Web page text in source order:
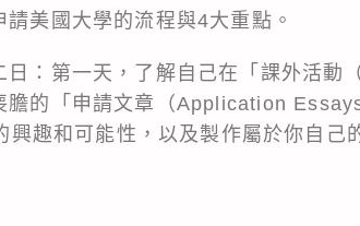
美國大學的流程與4大重點。
日：第一天，了解自己在「課外活
膽的「申請文章（Application
趣和可能性，以及製作屬於你自己